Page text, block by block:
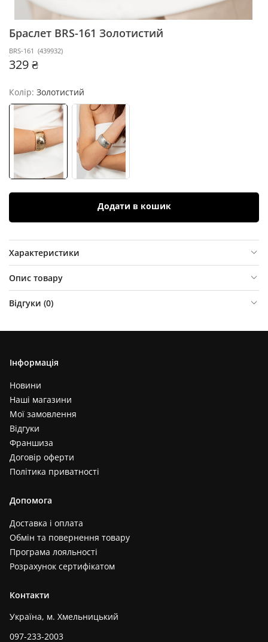
Браслет BRS-161 Золотистий
BRS-161 (439932)
329 ₴
Колір: Золотистий
Додати в кошик
Характеристики
Опис товару
Відгуки (0)
Інформація
Новини
Наші магазини
Мої замовлення
Відгуки
Франшиза
Договір оферти
Політика приватності
Допомога
Доставка і оплата
Обмін та повернення товару
Програма лояльності
Розрахунок сертифікатом
Контакти
Україна, м. Хмельницький
097-233-2003